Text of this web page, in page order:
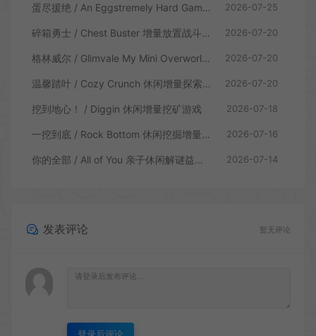
蛋尽援绝 / An Eggstremely Hard Game 休闲合作闯关游戏 2026-07-25
碎箱勇士 / Chest Buster 增量放置战斗游戏 2026-07-20
格林威尔 / Glimvale My Mini Overworld 单人放置挂机城市建造游戏 2026-07-20
温馨踏叶 / Cozy Crunch 休闲增量探索游戏 2026-07-20
挖到地心！ / Diggin 休闲增量挖矿游戏 2026-07-18
一挖到底 / Rock Bottom 休闲挖掘增量游戏 2026-07-16
你的全部 / All of You 亲子休闲解谜益智游戏 2026-07-14
发表评论 暂无评论